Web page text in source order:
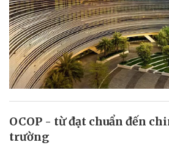
OCOP - từ đạt chuẩn đến
trường